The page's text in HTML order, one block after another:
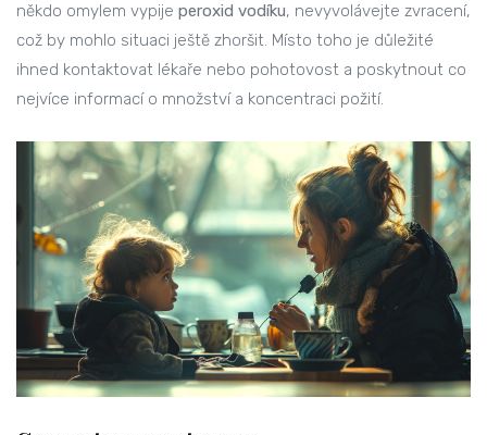
někdo omylem vypije peroxid vodíku, nevyvolávejte zvracení,
což by mohlo situaci ještě zhoršit. Místo toho je důležité
ihned kontaktovat lékaře nebo pohotovost a poskytnout co
nejvíce informací o množství a koncentraci požití.